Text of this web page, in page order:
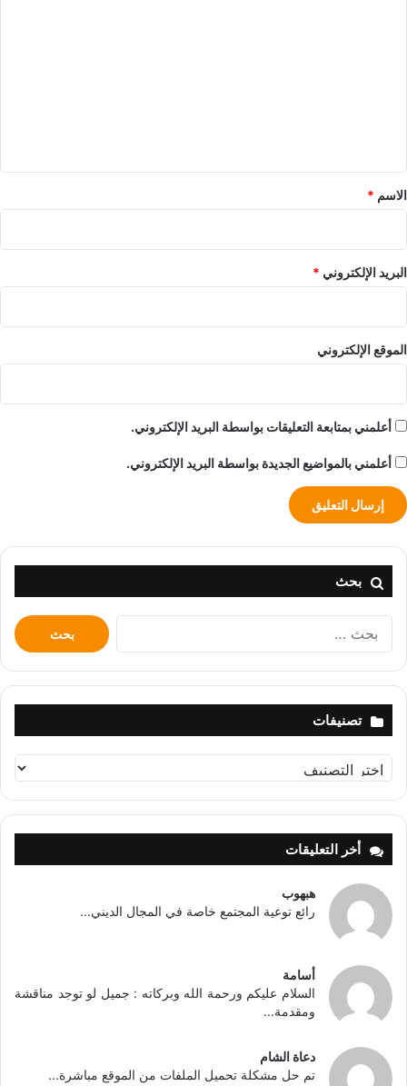
*
الاسم *
البريد الإلكتروني *
الموقع الإلكتروني
أعلمني بمتابعة التعليقات بواسطة البريد الإلكتروني.
أعلمني بالمواضيع الجديدة بواسطة البريد الإلكتروني.
بحث
البحث
عن:
تصنيفات
تصنيفات
أخر التعليقات
هبهوب
رائع توعية المجتمع خاصة في المجال الديني...
أسامة
السلام عليكم ورحمة الله وبركاته : جميل لو توجد مناقشة
ومقدمة...
دعاة الشام
تم حل مشكلة تحميل الملفات من الموقع مباشرة...